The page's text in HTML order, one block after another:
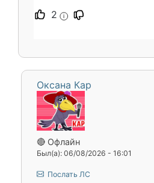
2 i
Оксана Кар
🔴 Офлайн
Был(а): 06/08/2026 - 16:01
Послать ЛС